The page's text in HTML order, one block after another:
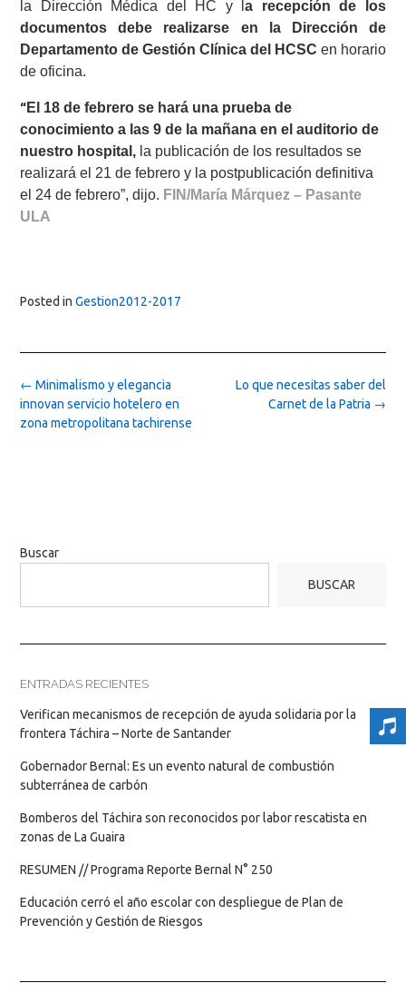
la Dirección Médica del HC y la recepción de los
documentos debe realizarse en la Dirección de
Departamento de Gestión Clínica del HCSC en horario
de oficina.
“El 18 de febrero se hará una prueba de
conocimiento a las 9 de la mañana en el auditorio de
nuestro hospital, la publicación de los resultados se
realizará el 21 de febrero y la postpublicación definitiva
el 24 de febrero”, dijo. FIN/María Márquez – Pasante
ULA
Posted in Gestion2012-2017
Post
navigation
Lo que necesitas saber del
Carnet de la Patria →
← Minimalismo y elegancia
innovan servicio hotelero en
zona metropolitana tachirense
Buscar
BUSCAR
ENTRADAS RECIENTES
Verifican mecanismos de recepción de ayuda solidaria por la
frontera Táchira – Norte de Santander
Gobernador Bernal: Es un evento natural de combustión
subterránea de carbón
Bomberos del Táchira son reconocidos por labor rescatista en
zonas de La Guaira
RESUMEN // Programa Reporte Bernal N° 250
Educación cerró el año escolar con despliegue de Plan de
Prevención y Gestión de Riesgos